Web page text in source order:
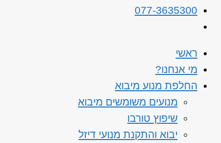
077-3635300
ראשי
מי אנחנו?
החלפת מנוע מיבוא
מנועים משומשים מיבוא
שיפוץ טורבו
יבוא והתקנת מנועי דיזל